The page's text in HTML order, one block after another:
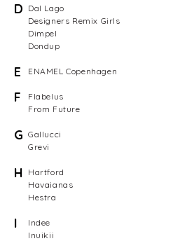
D Dal Lago
Designers Remix Girls
Dimpel
Dondup
E ENAMEL Copenhagen
F
Flabelus
From Future
G Gallucci
Grevi
H Hartford
Havaianas
Hestra
I
Indee
Inuikii